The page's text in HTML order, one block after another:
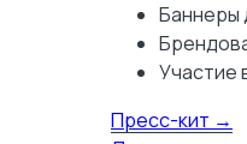
Баннеры
Участие
Пресс-кит →